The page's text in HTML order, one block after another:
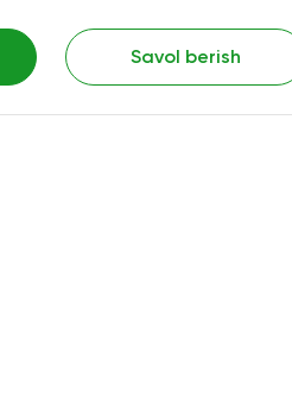
Savol berish